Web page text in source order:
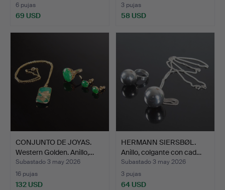
6 pujas
69 USD
3 pujas
58 USD
CONJUNTO DE JOYAS.
Western Golden. Anillo,…
Subastado 3 may 2026
16 pujas
132 USD
HERMANN SIERSBØL.
Anillo, colgante con cad…
Subastado 3 may 2026
3 pujas
64 USD